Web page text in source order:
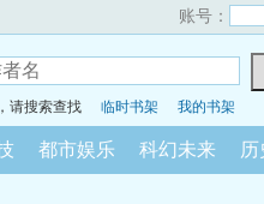
账号：
请搜索查找 临时书架 我的书架
都市娱乐 科幻未来